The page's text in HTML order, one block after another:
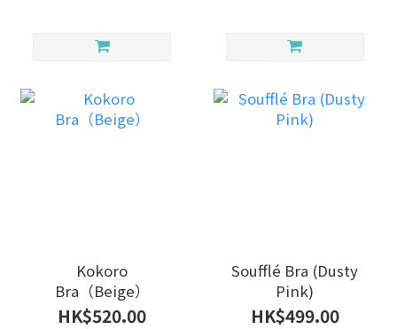
Kokoro
Bra（Beige）
HK$520.00
Soufflé Bra (Dusty
Pink)
HK$499.00